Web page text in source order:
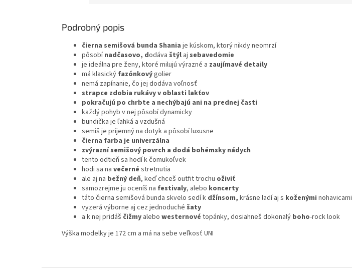
Podrobný popis
čierna semišová bunda Shania je kúskom, ktorý nikdy neomrzí
pôsobínadčasovo, dodáva štýl aj sebavedomie
je ideálna pre ženy, ktoré milujú výrazné a zaujímavé detaily
má klasický fazónkovýgolier
nemá zapínanie, čo jej dodáva voľnosť
strapce zdobia rukávy v oblasti lakťov
pokračujú po chrbte a nechýbajú ani na prednej časti
každý pohyb v nej pôsobí dynamicky
bundička je ľahká a vzdušná
semiš je príjemný na dotyk a pôsobí luxusne
čierna farba je univerzálna
zvýrazní semišový povrch a dodá bohémsky nádych
tento odtieň sa hodí k čomukoľvek
hodi sa na večerné stretnutia
ale aj na bežný deň, keď chceš outfit trochu oživiť
samozrejme ju oceníš na festivaly, alebo koncerty
táto čierna semišová bunda skvelo sedí k džínsom, krásne ladí aj s koženými nohavicami
vyzerá výborne aj cez jednoduché šaty
a k nej pridáš čižmy alebo westernové topánky, dosiahneš dokonalý boho-rock look
Výška modelky je 172 cm a má na sebe veľkosť UNI